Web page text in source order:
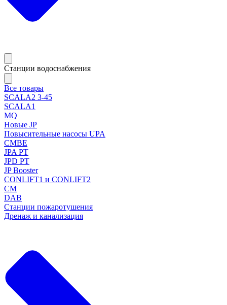
Станции водоснабжения
Все товары
SCALA2 3-45
SCALA1
MQ
Новые JP
Повысительные насосы UPA
CMBE
JPA PT
JPD PT
JP Booster
CONLIFT1 и CONLIFT2
CM
DAB
Станции пожаротушения
Дренаж и канализация